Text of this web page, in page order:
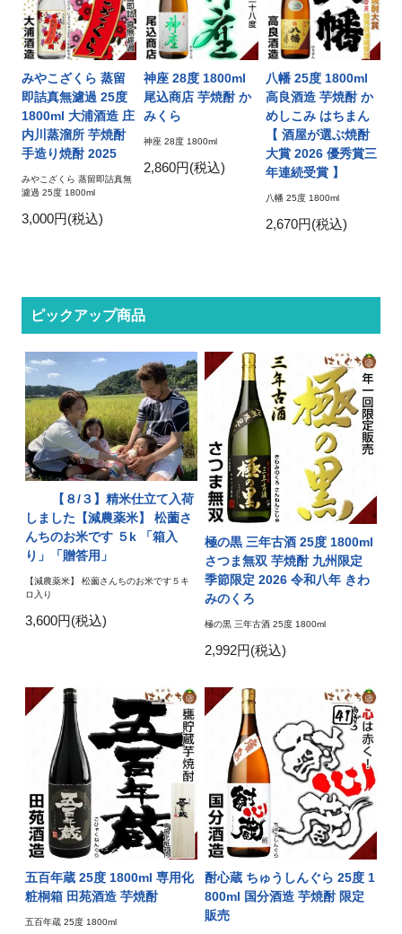
みやこざくら 蒸留
即詰真無濾過 25度
1800ml 大浦酒造 庄
内川蒸溜所 芋焼酎
手造り焼酎 2025
みやこざくら 蒸留即詰真無
濾過 25度 1800ml
3,000円(税込)
神座 28度 1800ml
尾込商店 芋焼酎 か
みくら
神座 28度 1800ml
2,860円(税込)
八幡 25度 1800ml
高良酒造 芋焼酎 か
めしこみ はちまん
【 酒屋が選ぶ焼酎
大賞 2026 優秀賞三
年連続受賞 】
八幡 25度 1800ml
2,670円(税込)
ピックアップ商品
【８/３】精米仕立て入荷
しました【減農薬米】 松薗さ
んちのお米です ５k 「箱入
り」「贈答用」
【減農薬米】 松薗さんちのお米です５キ
ロ入り
3,600円(税込)
極の黒 三年古酒 25度 1800ml
さつま無双 芋焼酎 九州限定
季節限定 2026 令和八年 きわ
みのくろ
極の黒 三年古酒 25度 1800ml
2,992円(税込)
五百年蔵 25度 1800ml 専用化
粧桐箱 田苑酒造 芋焼酎
五百年蔵 25度 1800ml
酎心蔵 ちゅうしんぐら 25度 1
800ml 国分酒造 芋焼酎 限定
販売